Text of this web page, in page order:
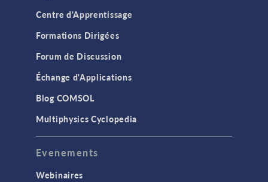
Centre d'Apprentissage
Formations Dirigées
Forum de Discussion
Échange d'Applications
Blog COMSOL
Multiphysics Cyclopedia
Evenements
Webinaires